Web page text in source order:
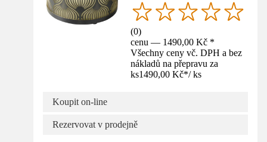
(0)
cenu — 1490,00 Kč *
Všechny ceny vč. DPH a bez
nákladů na přepravu za
ks1490,00 Kč*/ ks
Koupit on-line
Rezervovat v prodejně